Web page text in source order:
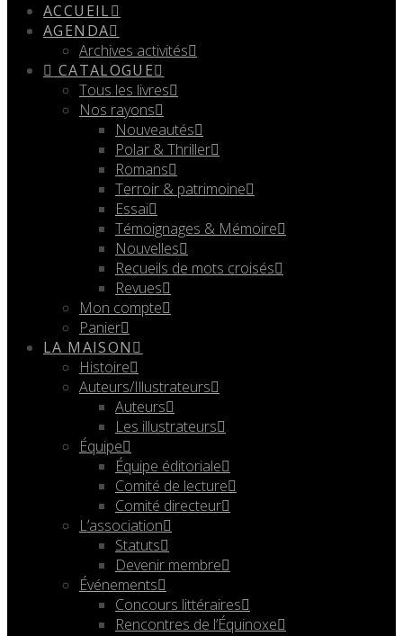
ACCUEIL
AGENDA
Archives activités
CATALOGUE
Tous les livres
Nos rayons
Nouveautés
Polar & Thriller
Romans
Terroir & patrimoine
Essai
Témoignages & Mémoire
Nouvelles
Recueils de mots croisés
Revues
Mon compte
Panier
LA MAISON
Histoire
Auteurs/Illustrateurs
Auteurs
Les illustrateurs
Équipe
Équipe éditoriale
Comité de lecture
Comité directeur
L’association
Statuts
Devenir membre
Événements
Concours littéraires
Rencontres de l’Équinoxe